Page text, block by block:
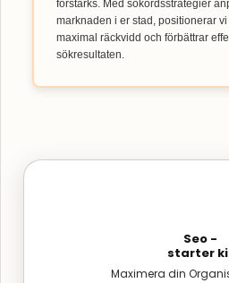
förstärks. Med sökordsstrategier
marknaden i er stad, positionerar
maximal räckvidd och förbättrar
sökresultaten.
Seo -
starter
Maximera din